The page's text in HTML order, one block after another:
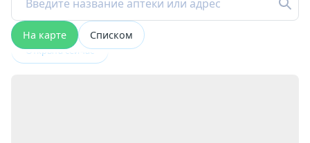
На карте Списком
Открыта сейчас